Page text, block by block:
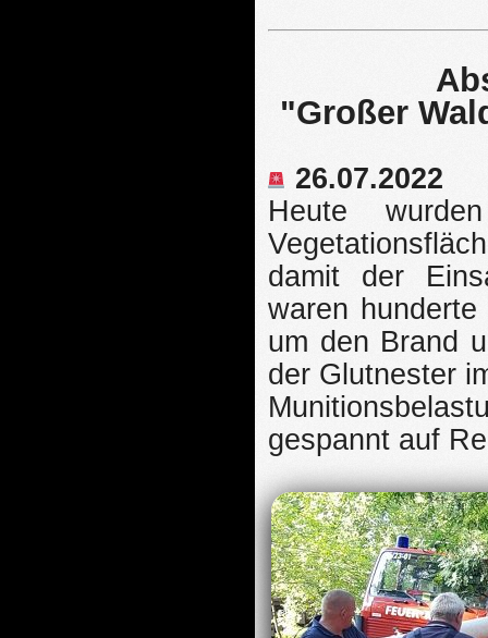
"Großer
26.07.2022
Heute
damit der
waren
um den Brand
der Glutnester
gespannt auf